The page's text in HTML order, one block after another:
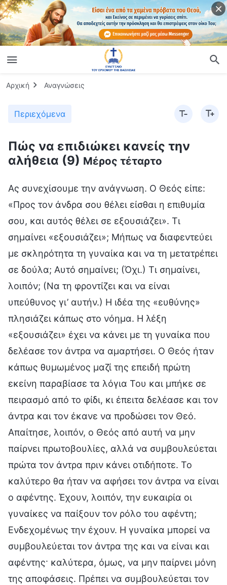
Αρχική Αναγνώσεις
Περιεχόμενα
Πώς να επιδιώκει κανείς την
αλήθεια (9) Μέρος τέταρτο
Ας συνεχίσουμε την ανάγνωση. Ο Θεός είπε: «Προς τον άνδρα σου θέλει είσθαι η επιθυμία σου, και αυτός θέλει σε εξουσιάζει». Τι σημαίνει «εξουσιάζει»; Μήπως να διαφεντεύει με σκληρότητα τη γυναίκα και να τη μετατρέπει σε δούλα; Αυτό σημαίνει; (Όχι.) Τι σημαίνει, λοιπόν; (Να τη φροντίζει και να είναι υπεύθυνος γι’ αυτήν.) Η ιδέα της «ευθύνης» πλησιάζει κάπως στο νόημα. Η λέξη «εξουσιάζει» έχει να κάνει με τη γυναίκα που δελέασε τον άντρα να αμαρτήσει. Ο Θεός ήταν κάπως θυμωμένος μαζί της επειδή πρώτη εκείνη παραβίασε τα λόγια Του και μπήκε σε πειρασμό από το φίδι, κι έπειτα δελέασε και τον άντρα και τον έκανε να προδώσει τον Θεό. Απαίτησε, λοιπόν, ο Θεός από αυτή να μην παίρνει πρωτοβουλίες, αλλά να συμβουλεύεται πρώτα τον άντρα πριν κάνει οτιδήποτε. Το καλύτερο θα ήταν να αφήσει τον άντρα να είναι ο αφέντης. Έχουν, λοιπόν, την ευκαιρία οι γυναίκες να παίξουν τον ρόλο του αφέντη; Ενδεχομένως την έχουν. Η γυναίκα μπορεί να συμβουλεύεται τον άντρα της και να είναι και αφέντης· καλύτερα, όμως, να μην παίρνει μόνη της αποφάσεις. Πρέπει να συμβουλεύεται τον σύζυγο, τον άντρα της. Καλύτερα να τον συμβουλεύεται στα σημαντικά ζητήματα. Ως γυναίκα, δεν πρέπει μόνο να συντροφεύεις τον σύζυγό σου, αλλά να τον βοηθάς να χειρίζεται και τα οικιακά καθήκοντα. Αυτό που έχει μεγαλύτερη σημασία είναι πως ο ρόλος που θα πρέπει να εκπληρώνει ο σύζυγός σου στην οικογένεια και στον γάμο σας είναι αυτός του αφέντη. Εσύ, λοιπόν, θα πρέπει να τον συμβουλεύεσαι ό,τι κι αν κάνεις. Λόγω των διαφορών μεταξύ των φύλων, οι γυναίκες δεν έχουν πλεονέκτημα έναντι των αντρών στις σκέψεις, τη μακροθυμία, τις προοπτικές τους ή σε οποιουδήποτε είδους εξωτερικό ζήτημα. Αντίθετα, οι άντρες είναι αυτοί που έχουν πλεονέκτημα έναντι των γυναικών. Άρα, λοιπόν, με βάση τη διαφορά μεταξύ των φύλων, ο Θεός έχει δώσει στους άντρες μοναδική εξουσία· μέσα στην οικογένεια, ο άντρας είναι ο αφέντης και η γυναίκα ο βοηθός. Η γυναίκα πρέπει να βοηθά τον σύζυγό της ή να τον συντροφεύει καθώς διαχειρίζεται μικρά και μεγάλα ζητήματα. Όταν, όμως, ο Θεός είπε: «αυτός θέλει σε εξουσιάζει» δεν εννοούσε πως η θέση των αντρών είναι υψηλότερη από των γυναικών, ούτε πως οι άντρες θα πρέπει να κυριαρχούν σε όλη την κοινωνία. Δεν ισχύει κάτι τέτοιο. Όταν το είπε αυτό, μιλούσε μόνο για τον γάμο, τις οικογένειες και τα μικροζητήματα ενός νοικοκυριού που χειρίζονται άντρες και γυναίκες. Σε ό,τι αφορά τα μικροζητήματα αυτά, ο Θεός δεν απαιτεί ο άντρας να ελέγχει ή να πιέζει τη γυναίκα παντού. Αντίθετα, ο άντρας πρέπει να αναλαμβάνει ενεργά τα βάρη και τις ευθύνες της οικογένειάς του και, ταυτόχρονα, να φροντίζει τη γυναίκα, η οποία είναι σχετικά αδύναμη, και να την καθοδηγεί σωστά. Όπως μπορείτε να δείτε από το σημείο αυτό, οι άντρες έχουν επιφορτιστεί με κάποιες μοναδικές ευθύνες. Για παράδειγμα, ο άντρας θα πρέπει με δική του πρωτοβουλία να αναλαμβάνει την ευθύνη σε σημαντικά ζητήματα σωστού και λάθους· δεν θα πρέπει να πετάει τη γυναίκα στον πύρινο λάκκο, ούτε να επιτρέπει να την προσβάλλουν, να την εκφοβίζουν και να την ποδοπατούν στην κοινωνία. Οφείλει, λοιπόν, να αναλαμβάνει αυτήν την ευθύνη με δική του πρωτοβουλία. Τα λόγια του Θεού «αυτός θέλει σε εξουσιάζει» δεν σημαίνουν πως ο άντρας μπορεί να τη διαφεντεύει με σκληρότητα, να την ελέγχει ή να τη μετατρέψει σε δούλα για να τη μεταχειρίζεται όπως θέλει. Υπό τις προϋποθέσεις και στο πλαίσιο του γάμου, ο άντρας και η γυναίκα είναι ίσοι ενώπιον του Θεού· απλώς ο άντρας είναι ο σύζυγος και ο Θεός τού έχει δώσει αυτό το δικαίωμα κι αυτήν την ευθύνη. Είναι μόνο ένα είδος ευθύνης· δεν είναι κάποια μοναδική δύναμη, ούτε είναι λόγος να φέρεται στη γυναίκα σαν να μην είναι άνθρωπος. Οι δυο σας είστε ίσοι. Τόσο ο άντρας όσο και η γυναίκα δημιουργήθηκαν από τον Θεό. Απλώς υπάρχει μια μοναδική απαίτηση από τον άντρα. Πρέπει, αφενός, να αναλαμβάνει τα βάρη και τις ευθύνες της οικογένειας και, αφετέρου, όταν προκύπτουν σοβαρά ζητήματα, να βγαίνει μπροστά με τόλμη και να αναλαμβάνει τις ευθύνες και τις υποχρεώσεις του ως άντρας και σύζυγος. Πρέπει, δηλαδή, να προστατεύει τη γυναίκα του, να κάνει ό,τι μπορεί για να την εμποδίσει να κάνει πράγματα που δεν πρέπει να κάνουν οι γυναίκες ή, με πιο απλά λόγια, να φροντίσει να μην αντιμετωπίσει δυσκολίες και να μη βιώσει τις ταλαιπωρίες που δεν πρέπει να βιώνει μια γυναίκα. Κάποιοι άντρες, για παράδειγμα, προκειμένου να βελτιώσουν τη θέση τους, να έχουν μια καλή ζωή, να γίνουν πλούσιοι, να επιδιώξουν τη φήμη, το κέρδος και το κύρος, και να κάνουν τους άλλους να τους έχουν σε υψηλή εκτίμηση, δίνουν τη γυναίκα τους στον εργοδότη τους ως παλλακίδα ή ερωμένη, εκδίδοντας, έτσι, τη σάρκα της. Αφού πουλήσουν τη γυναίκα τους και έχουν επιτευχθεί οι στόχοι τους, παύουν να την εκτιμούν και δεν τη θέλουν. Τι είδους άντρες είναι αυτοί; Δεν υπάρχουν τέτοιοι άντρες; (Υπάρχουν.) Δεν είναι διαβολικοί; (Ναι.) Σκοπός του να εξουσιάζεις μια γυναίκα είναι να εκπληρώνεις τις ευθύνες σου και να την προστατεύεις. Κι αυτό επειδή, από τη σκοπιά των φύλων, οι άντρες έχουν πλεονέκτημα έναντι των γυναικών όσον αφορά τις διάφορες ιδέες και απόψεις, τα επίπεδα και τις γνώσεις που έχουν για τα πράγματα. Αυτό είναι γεγονός και κανείς δεν μπορεί να το αμφισβητήσει. Εφόσον, λοιπόν, ο Θεός έχει δώσει τις γυναίκες στους άντρες, λέγοντας «αυτός θέλει σε εξουσιάζει», η ευθύνη που οφείλει να εκπληρώνει ένας άντρας είναι να επωμίζεται τα βάρη της οικογένειας ή, όταν συμβαίνει κάτι σοβαρό, να προστατεύει και να λατρεύει τη γυναίκα του, να συμπάσχει μαζί της και να την καταλαβαίνει· δεν πρέπει να τη σπρώχνει στον πειρασμό, αλλά να αναλαμβάνει τις ευθύνες που οφείλει ως σύζυγος και άντρας. Έτσι, μέσα στην οικογένεια και στο πλαίσιο του γάμου, θα εκπληρώνεις τις ευθύνες και τις υποχρεώσεις σου. Θα κάνεις τη γυναίκα σου να νιώθει πως είσαι άξιος της εμπιστοσύνης της και ο άνθρωπος με τον οποίο θα περάσει ολόκληρη τη ζωή της. Επίσης, ότι είσαι αξιόπιστος και μπορεί να στηριχθεί πάνω σου. Όταν η γυναίκα σου στηρίζεται πάνω σου και χρειάζεται από εσένα, τον σύζυγό της, να πάρεις μια απόφαση σε κάποιο σοβαρό ζήτημα, εσύ δεν πρέπει να το ρίχνεις στον ύπνο, να μεθοκοπάς, να τζογάρεις ή να γυρνάς στους δρόμους. Όλα αυτά είναι ανεπίτρεπτα και φανερώνουν δειλία. Δεν είσαι καλός άντρας, γιατί δεν έχεις εκπληρώσει τις ευθύνες σου. Αν εσύ, ως άντρας, χρειάζεσαι μονίμως να βγαίνει μπροστά η γυναίκα σου σε κάθε σοβαρό ζήτημα, αν τη σπρώχνεις προς τον πύρινο λάκκο, παρόλο που ο ρόλος της είναι πιο λεπτός από του άντρα, αν τη σπρώχνεις εκεί που ο άνεμος είναι πιο ισχυρός και τα κύματα πιο μεγάλα, και προς τη δίνη κάθε λογής περίπλοκων ζητημάτων, τότε δεν ενεργείς ως καλός άντρας ούτε έχεις τη συμπεριφορά ενός καλού συζύγου. Η ευθύνη σου δεν είναι να κάνεις απλώς τη γυναίκα σου να σε επιθυμεί, να σε συντροφεύει και να σε βοηθά να ζεις καλά. Δεν αρκεί αυτό· οφείλεις να αναλάβεις τις ευθύνες σου. Εκείνη έχει εκπληρώσει τις ευθύνες της απέναντί σου. Εσύ έχεις κάνει το ίδιο; Δεν αρκεί να της προσφέρεις φαγητό και ζεστά ρούχα, και να την καθησυχάζεις. Το σημαντικότερο είναι, σε διάφορα σοβαρά ζητήματα και διαφωνίες μεταξύ σωστού και λάθους, να είσαι σε θέση να τη βοηθάς να αντιμετωπίσει τα πάντα με ακρίβεια, σωστά και κατάλληλα, να φροντίζεις να μην έχει ανησυχίες, να αποκομίσει αληθινά οφέλη από σένα και να δει πως εκπληρώνεις τις ευθύνες σου ως σύζυγος. Από εκεί πηγάζει η ευτυχία μιας γυναίκας στον γάμο. Έτσι δεν είναι; (Ναι.) Όσο μελιστάλαχτα κι αν είναι τα λόγια σου, όσο κι αν τη γοητεύεις ή τη συντροφεύεις, αν η γυναίκα σου δεν μπορεί να στηριχθεί πάνω σου ή να σε εμπιστευτεί στα σοβαρά ζητήματα, αν δεν αναλαμβάνεις τις ευθύνες σου και, αντίθετα, αφήνεις μια ευαίσθητη γυναίκα να βγαίνει μπροστά και να υπομένει ταπείνωση ή οποιονδήποτε πόνο, τότε εκείνη δεν θα μπορέσει να νιώσει ευτυχία ή χαρά και δεν θα δει ελπίδα σ’ εσένα. Άρα, λοιπόν, κάθε γυναίκα που έχει παντρευτεί έναν τέτοιον άντρα θα νιώθει άτυχη στον γάμο της και θα θεωρεί πως η μελλοντική της ζωή δεν έχει ελπίδα και φως, επειδή παντρεύτηκε κάποιον αναξιόπιστο που δεν εκπληρώνει τις ευθύνες του, μια κότα, έναν άντρα άχρηστο και δειλό. Δεν θα νιώθει καθόλου ευτυχισμένη. Οι άντρες, λοιπόν, πρέπει να αναλαμβάνουν τις ευθύνες τους. Δεν είναι απλώς μια απαίτηση από την ανθρώπινη φύση· το σημαντικότερο είναι να το αποδεχθούν από τον Θεό. Με αυτήν την ευθύνη και την υποχρέωση έχει επιφορτίσει ο Θεός κάθε άντρα στον γάμο. Απευθύνομαι, τώρα, στις γυναίκες. Αν θέλεις να παντρευτείς και να βρεις το άλλο σου μισό, τότε, αν μη τι άλλο, πρέπει να εξετάσεις πρώτα αν ο άντρας είναι αξιόπιστος ή όχι. Η εμφάνιση, το ύψος και το πτυχίο του, το αν είναι πλούσιος ή αν βγάζει πολλά λεφτά είναι όλα δευτερεύουσας σημασίας. Το βασικό είναι να δεις αν έχει ανθρώπινη φύση και αίσθημα ευθύνης, και αν έχει πλάτες για να στηριχθείς πάνω του· πρέπει να δεις αν θα πέσει ή αν θα μπορέσει να σε βαστάξει όταν στηριχθείς πάνω του, και αν είναι αξιόπιστος. Για να ακριβολογήσω, πρέπει να δεις αν μπορεί να εκπληρώσει τις ευθύνες ενός συζύγου όπως είπε ο Θεός και αν είναι τέτοιος άνθρωπος ή όχι. Θα πρέπει να είναι, τουλάχιστον, κάποιος που έχει ανθρώπινη φύση στα μάτια του Θεού, για να μην πω ότι πρέπει να ακολουθεί την οδό Του. Όταν δύο άνθρωποι ζουν μαζί, δεν έχει σημασία αν είναι πλούσιοι ή φτωχοί, αν έχουν ποιότητα ζωής, τι υπάρχοντα έχουν μέσα στο σπίτι τους ή αν είναι συμβατοί οι χαρακτήρες τους. Πρέπει, τουλάχιστον, ο άντρας που θα παντρευτείς να εκπληρώνει τις υποχρεώσεις και τις ευθύνες που έχει απέναντί σου, να έχει αίσθημα ευθύνης απέναντί σου και να σε έχει μέσα στην καρδιά του. Είτε σε νοιάζεται είτε σ’ αγαπάει, το ελάχιστο που πρέπει να κάνει είναι να σε έχει μέσα στην καρδιά του και να εκπληρώνει τις ευθύνες και τις υποχρεώσεις του στο πλαίσιο του γάμου. Τότε θα γεμίσει χαρά η ζωή σου, οι μέρες σου θα είναι ευτυχισμένες και το μελλοντικό σου μονοπάτι δεν θα είναι ασαφές. Πιστεύεις πως θα αναστατωθεί μια γυναίκα αν ο άντρας που έχει παντρευτεί είναι μονίμως αναξιόπιστος, το βάζει στα πόδια και κρύβεται τη στιγμή που συμβαίνει κάτι, κομπάζει και καυχιέται όταν όλα πάνε καλά, λες και έχει τρομερές δεξιότητες, και είναι αρρενωπό